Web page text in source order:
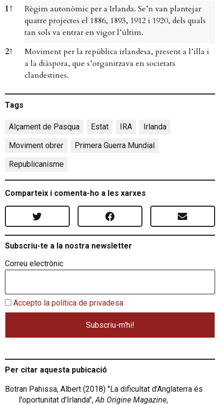
Notes a peu de pàgina
1↑
Règim autonòmic per a Irlanda. Se’n van plantejar
quatre projectes el 1886, 1893, 1912 i 1920, dels quals
tan sols va entrar en vigor l’últim.
2↑
Moviment per la república irlandesa, present a l’illa i
a la diàspora, que s’organitzava en societats
clandestines.
Tags
Alçament de Pasqua Estat IRA Irlanda
Moviment obrer
Primera Guerra Mundial
Republicanisme
Comparteix i comenta-ho a les xarxes
Subscriu-te a la nostra newsletter
Correu electrònic
Accepto la política de privadesa
Per citar aquesta pubicació
Botran Pahissa, Albert (2018) "La dificultat d'Anglaterra és
l'oportunitat d'Irlanda",Ab Origine Magazine,